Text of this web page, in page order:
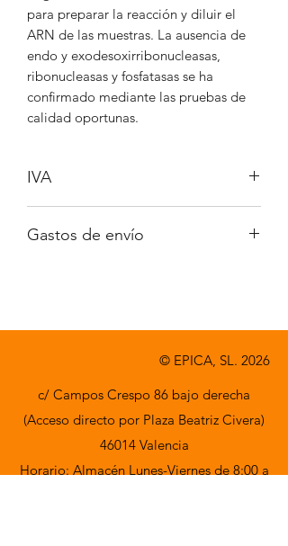
para preparar la reacción y diluir el
ARN de las muestras. La ausencia de
endo y exodesoxirribonucleasas,
ribonucleasas y fosfatasas se ha
confirmado mediante las pruebas de
calidad oportunas.
IVA
Gastos de envío
© EPICA, SL. 2026
c/ Campos Crespo 86 bajo derecha
(Acceso directo por Plaza Beatriz Civera)
46014 Valencia
Horario: Almacén Lunes-Viernes de 8:00 a